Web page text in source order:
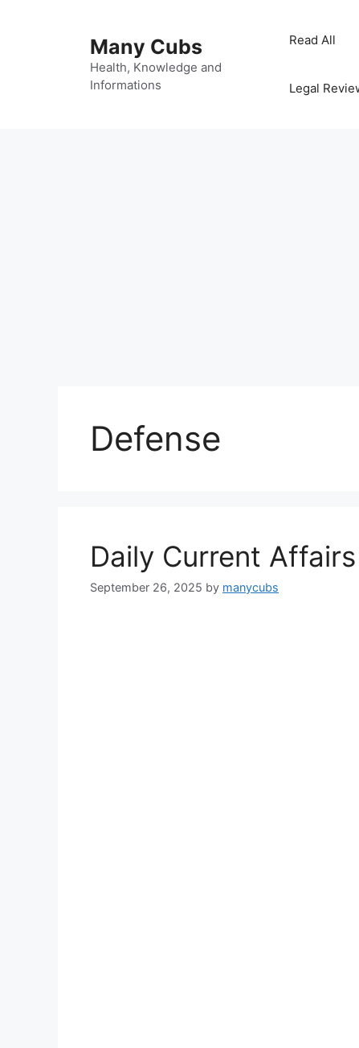
Many Cubs
Health, Knowledge and
Informations
Read All
Legal
Defense
Daily Current
September 26, 2025 by manycubs